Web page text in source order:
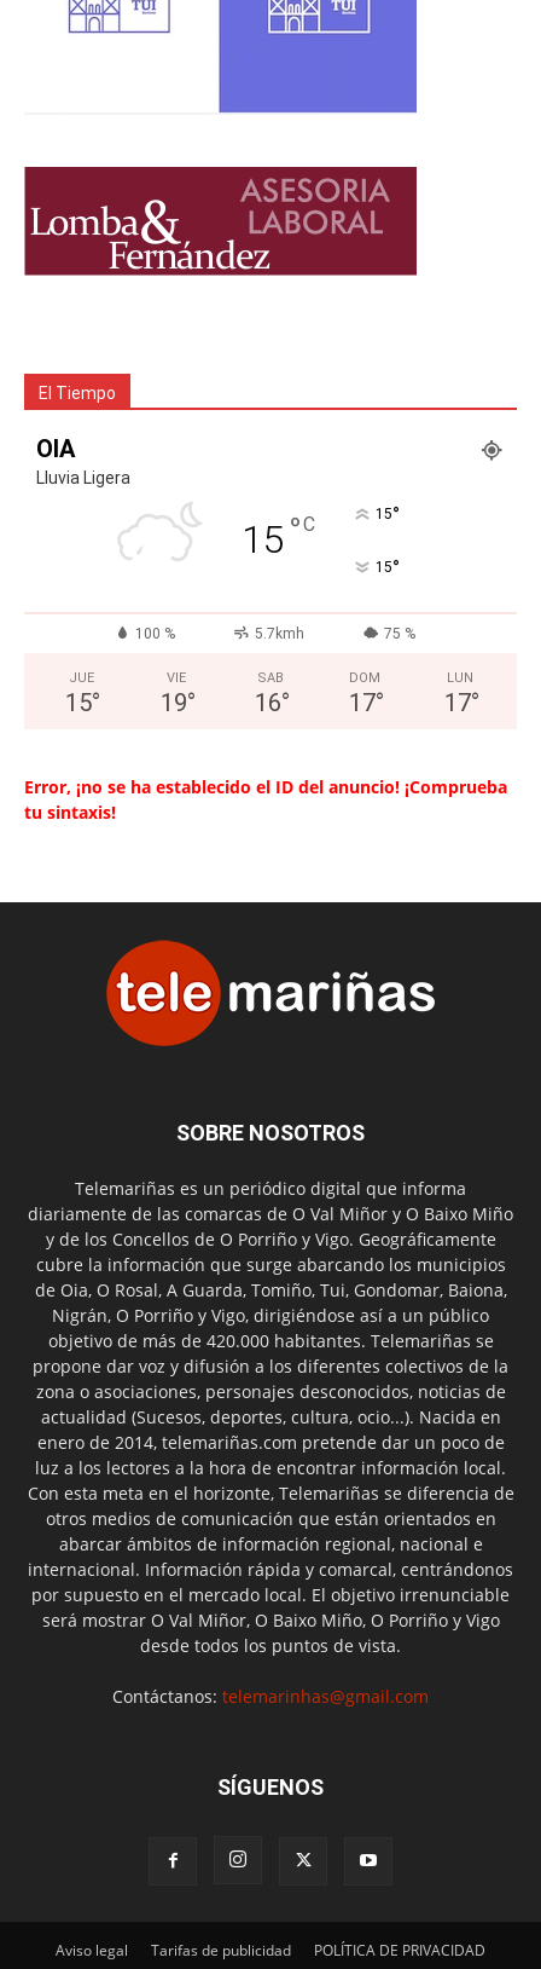
El Tiempo
OIA
Lluvia Ligera
15 °C 15°
15°
100 % 5.7kmh 75 %
JUE
15°
VIE
19°
SAB
16°
DOM
17°
LUN
17°
Error, ¡no se ha establecido el ID del anuncio! ¡Comprueba
tu sintaxis!
SOBRE NOSOTROS
Telemariñas es un periódico digital que informa
diariamente de las comarcas de O Val Miñor y O Baixo Miño
y de los Concellos de O Porriño y Vigo. Geográficamente
cubre la información que surge abarcando los municipios
de Oia, O Rosal, A Guarda, Tomiño, Tui, Gondomar, Baiona,
Nigrán, O Porriño y Vigo, dirigiéndose así a un público
objetivo de más de 420.000 habitantes. Telemariñas se
propone dar voz y difusión a los diferentes colectivos de la
zona o asociaciones, personajes desconocidos, noticias de
actualidad (Sucesos, deportes, cultura, ocio...). Nacida en
enero de 2014, telemariñas.com pretende dar un poco de
luz a los lectores a la hora de encontrar información local.
Con esta meta en el horizonte, Telemariñas se diferencia de
otros medios de comunicación que están orientados en
abarcar ámbitos de información regional, nacional e
internacional. Información rápida y comarcal, centrándonos
por supuesto en el mercado local. El objetivo irrenunciable
será mostrar O Val Miñor, O Baixo Miño, O Porriño y Vigo
desde todos los puntos de vista.
Contáctanos: telemarinhas@gmail.com
SÍGUENOS
Aviso legal Tarifas de publicidad POLÍTICA DE PRIVACIDAD